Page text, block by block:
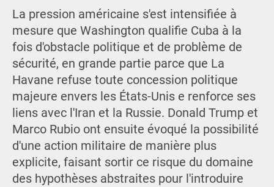
La pression américaine s'est intensifiée à
mesure que Washington qualifie Cuba à la
fois d'obstacle politique et de problème de
sécurité, en grande partie parce que La
Havane refuse toute concession politique
majeure envers les États-Unis e renforce ses
liens avec l'Iran et la Russie. Donald Trump et
Marco Rubio ont ensuite évoqué la possibilité
d'une action militaire de manière plus
explicite, faisant sortir ce risque du domaine
des hypothèses abstraites pour l'introduire